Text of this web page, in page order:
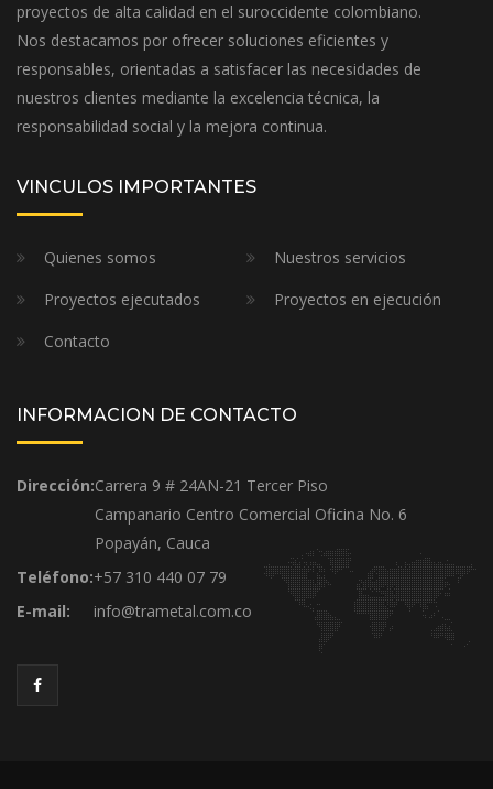
proyectos de alta calidad en el suroccidente colombiano.
Nos destacamos por ofrecer soluciones eficientes y
responsables, orientadas a satisfacer las necesidades de
nuestros clientes mediante la excelencia técnica, la
responsabilidad social y la mejora continua.
VINCULOS IMPORTANTES
Quienes somos
Nuestros servicios
Proyectos ejecutados
Proyectos en ejecución
Contacto
INFORMACION DE CONTACTO
Dirección:Carrera 9 # 24AN-21 Tercer Piso
Campanario Centro Comercial Oficina No. 6
Popayán, Cauca
Teléfono:+57 310 440 07 79
E-mail:
info@trametal.com.co